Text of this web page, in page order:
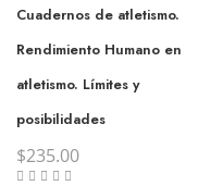
Cuadernos de atletismo.
Rendimiento Humano en
atletismo. Límites y
posibilidades
$235.00